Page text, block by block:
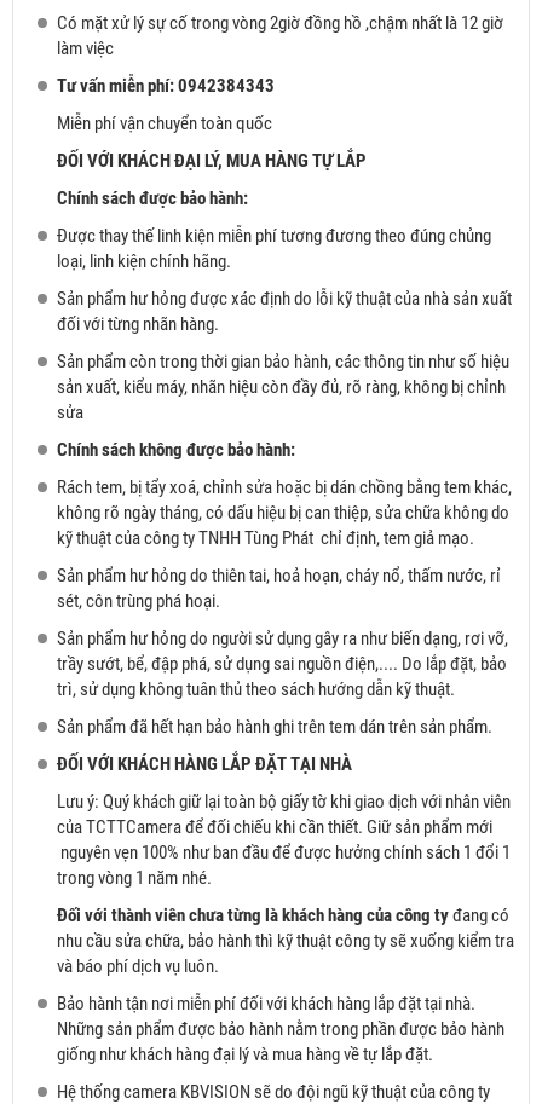
Có mặt xử lý sự cố trong vòng 2giờ đồng hồ ,chậm nhất là 12 giờ
làm việc
Tư vấn miễn phí: 0942384343
Miễn phí vận chuyển toàn quốc
ĐỐI VỚI KHÁCH ĐẠI LÝ, MUA HÀNG TỰ LẮP
Chính sách được bảo hành:
Được thay thế linh kiện miễn phí tương đương theo đúng chủng
loại, linh kiện chính hãng.
Sản phẩm hư hỏng được xác định do lỗi kỹ thuật của nhà sản xuất
đối với từng nhãn hàng.
Sản phẩm còn trong thời gian bảo hành, các thông tin như số hiệu
sản xuất, kiểu máy, nhãn hiệu còn đầy đủ, rõ ràng, không bị chỉnh
sửa
Chính sách không được bảo hành:
Rách tem, bị tẩy xoá, chỉnh sửa hoặc bị dán chồng bằng tem khác,
không rõ ngày tháng, có dấu hiệu bị can thiệp, sửa chữa không do
kỹ thuật của công ty TNHH Tùng Phát chỉ định, tem giả mạo.
Sản phẩm hư hỏng do thiên tai, hoả hoạn, cháy nổ, thấm nước, rỉ
sét, côn trùng phá hoại.
Sản phẩm hư hỏng do người sử dụng gây ra như biến dạng, rơi vỡ,
trầy sướt, bể, đập phá, sử dụng sai nguồn điện,.... Do lắp đặt, bảo
trì, sử dụng không tuân thủ theo sách hướng dẫn kỹ thuật.
Sản phẩm đã hết hạn bảo hành ghi trên tem dán trên sản phẩm.
ĐỐI VỚI KHÁCH HÀNG LẮP ĐẶT TẠI NHÀ
Lưu ý: Quý khách giữ lại toàn bộ giấy tờ khi giao dịch với nhân viên
của TCTTCamera để đối chiếu khi cần thiết. Giữ sản phẩm mới
nguyên vẹn 100% như ban đầu để được hưởng chính sách 1 đổi 1
trong vòng 1 năm nhé.
Đối với thành viên chưa từng là khách hàng của công tyđang có
nhu cầu sửa chữa, bảo hành thì kỹ thuật công ty sẽ xuống kiểm tra
và báo phí dịch vụ luôn.
Bảo hành tận nơi miễn phí đối với khách hàng lắp đặt tại nhà.
Những sản phẩm được bảo hành nằm trong phần được bảo hành
giống như khách hàng đại lý và mua hàng về tự lắp đặt.
Hệ thống camera KBVISION sẽ do đội ngũ kỹ thuật của công ty